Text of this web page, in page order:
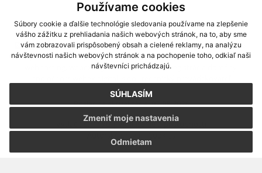
Používame cookies
Súbory cookie a ďalšie technológie sledovania používame na zlepšenie
vášho zážitku z prehliadania našich webových stránok, na to, aby sme
vám zobrazovali prispôsobený obsah a cielené reklamy, na analýzu
návštevnosti našich webových stránok a na pochopenie toho, odkiaľ naši
návštevníci prichádzajú.
SÚHLASÍM
Odmietam
Zmeniť moje nastavenia
využite možnosť získavania aktuálnych informácií s využitím RSS
CMS systém (redakčný) systém ECHELON 2,Mapa stránok,web portál
webex.digital, s.r.o.,domény,registrácia domény
Posledná aktualizácia:07.08.2026
Vytlačiť stránku|Vyhlásenie o prístupnosti